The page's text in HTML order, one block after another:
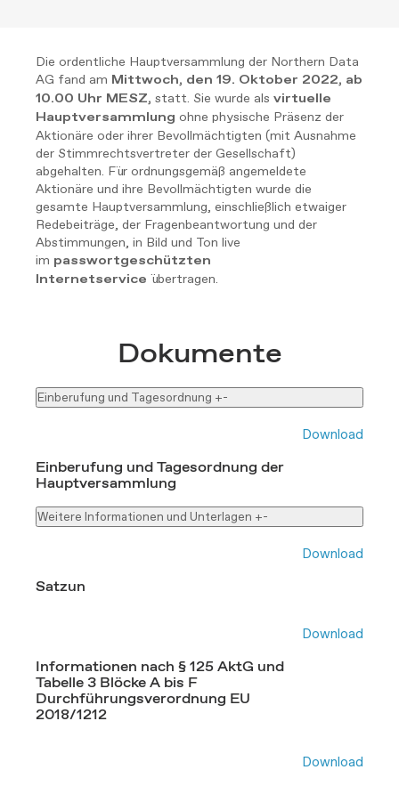
Die ordentliche Hauptversammlung der Northern Data
AG fand am Mittwoch, den 19. Oktober 2022, ab
10.00 Uhr MESZ, statt. Sie wurde als virtuelle
Hauptversammlung ohne physische Präsenz der
Aktionäre oder ihrer Bevollmächtigten (mit Ausnahme
der Stimmrechtsvertreter der Gesellschaft)
abgehalten. Für ordnungsgemäß angemeldete
Aktionäre und ihre Bevollmächtigten wurde die
gesamte Hauptversammlung, einschließlich etwaiger
Redebeiträge, der Fragenbeantwortung und der
Abstimmungen, in Bild und Ton live
im passwortgeschützten
Internetservice übertragen.
Dokumente
Einberufung und Tagesordnung +-
Einberufung und Tagesordnung der
Hauptversammlung
Download
Weitere Informationen und Unterlagen +-
Satzun
Download
Informationen nach § 125 AktG und
Tabelle 3 Blöcke A bis F
Durchführungsverordnung EU
2018/1212
Download
Download